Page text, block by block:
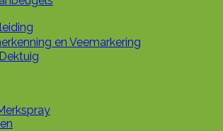
en Veemarkering